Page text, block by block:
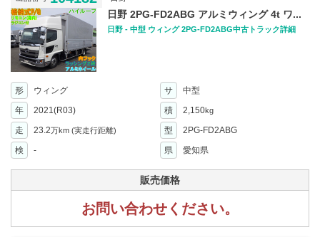
日野 2PG-FD2ABG アルミウィング 4t ワ...
日野 - 中型 ウィング 2PG-FD2ABG中古トラック詳細
形 ウィング サ
中型
年
2021(R03) 積 2,150kg
走 23.2万km (実走行距離) 型
2PG-FD2ABG
検
- 県 愛知県
販売価格
お問い合わせください。